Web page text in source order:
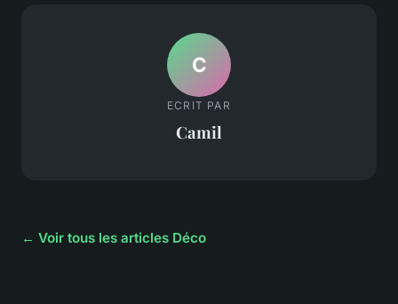
C
ECRIT PAR
Camil
← Voir tous les articles Déco